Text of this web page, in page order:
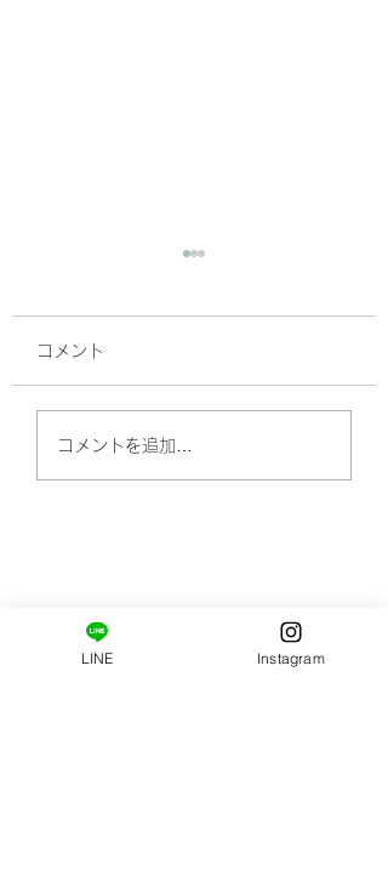
☆頭首肩こりお疲れ解
消コース☆ 頑張ってい
～
コメント
コメントを追加…
姿勢・肩甲骨まわりの柔軟性の診断と施術がセット
LINE Instagram